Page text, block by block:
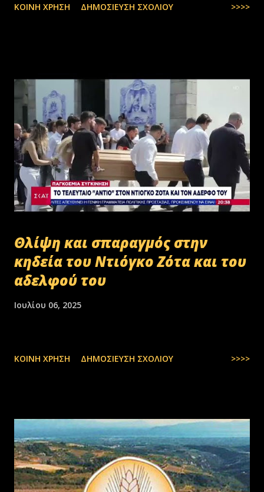
ΚΟΙΝΉ ΧΡΉΣΗ ΔΗΜΟΣΊΕΥΣΗ ΣΧΟΛΊΟΥ >>>>
Θλίψη και σπαραγμός στην
κηδεία του Ντιόγκο Ζότα και του
αδελφού του
Ιουλίου 06, 2025
ΚΟΙΝΉ ΧΡΉΣΗ ΔΗΜΟΣΊΕΥΣΗ ΣΧΟΛΊΟΥ >>>>